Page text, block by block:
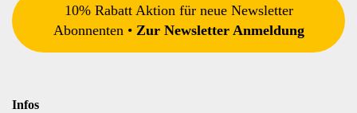
10% Rabatt Aktion für neue Newsletter
Abonnenten • Zur Newsletter Anmeldung
Infos